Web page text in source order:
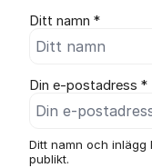
Ditt namn *
Din e-postadress *
Ditt namn och inlägg
publikt.